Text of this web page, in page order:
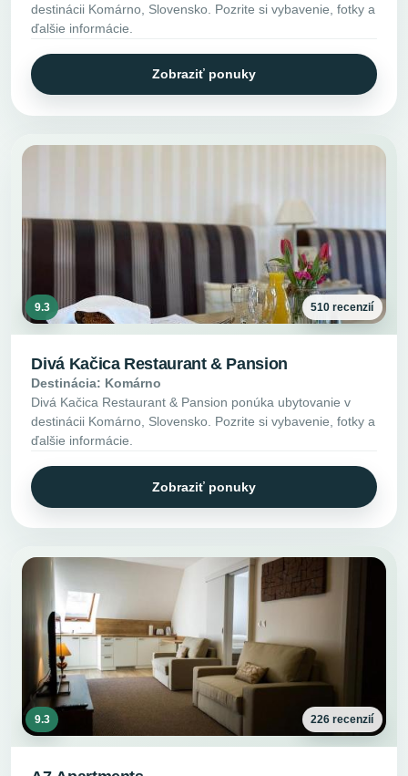
destinácii Komárno, Slovensko. Pozrite si vybavenie, fotky a
ďalšie informácie.
Zobraziť ponuky
9.3 510 recenzií
Divá Kačica Restaurant & Pansion
Destinácia: Komárno
Divá Kačica Restaurant & Pansion ponúka ubytovanie v
destinácii Komárno, Slovensko. Pozrite si vybavenie, fotky a
ďalšie informácie.
Zobraziť ponuky
9.3 226 recenzií